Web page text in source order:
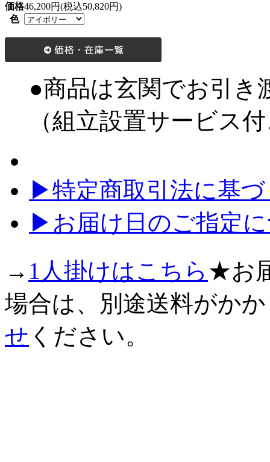
価格46,200円(税込50,820円)
色
●商品は玄関でお引き
（組立設置サービス
▶特定商取引法に基
▶お届け日のご指定
→ 1人掛けはこちら ★お
場合は、別途送料がか
せ ください。